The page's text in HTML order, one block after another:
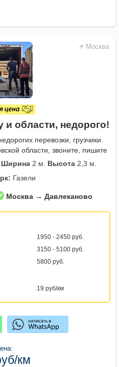
Москва
и области, недорого!
перевозки, грузчики.
области, звоните, пишите
Ширина 2 м. Высота 2,3 м.
Газели
Москва → Давлеканово
1950 - 2450 руб.
3150 - 5100 руб.
5800 руб.
19 руб/км
км